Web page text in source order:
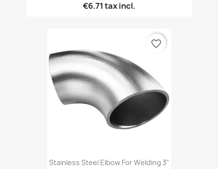
€6.71tax incl.
Stainless Steel Elbow For Welding 3"
favorite_border